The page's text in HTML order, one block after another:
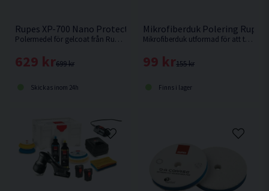
Rupes XP-700 Nano Protection Polermedel f. Gelcoat 1L
Polermedel för gelcoat från Rupes. Skyddar och glänser i upp till 6 månader. Nyhet 2025.
699 kr
629 kr
Skickas inom 24h
Mikrofiberduk Polering Rupes
Mikrofiberduk utformad för att torka bort polerrester.
155 kr
99 kr
Finns i lager